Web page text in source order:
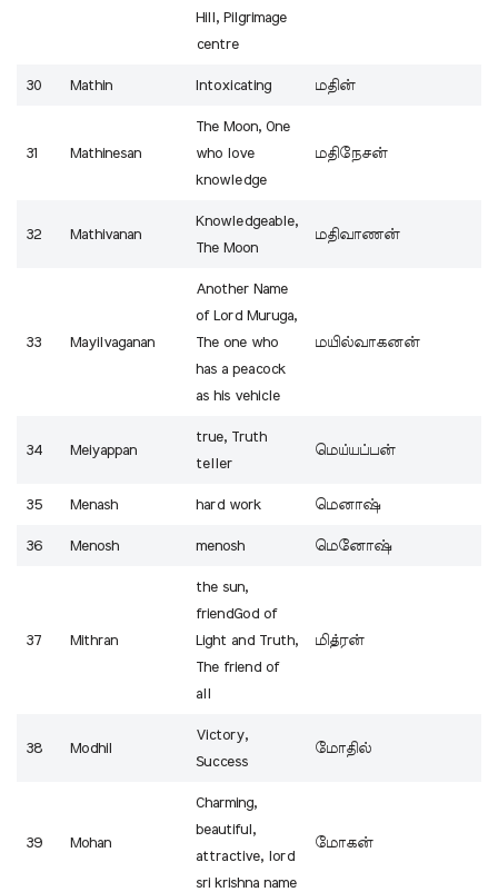
Hill, Pilgrimage
centre
30 Mathin Intoxicating மதின்
31 Mathinesan
The Moon, One
who love
knowledge
மதிநேசன்
32 Mathivanan
Knowledgeable,
The Moon
மதிவாணன்
33 Mayilvaganan
Another Name
of Lord Muruga,
The one who
has a peacock
as his vehicle
மயில்வாகனன்
34 Meiyappan
true, Truth
teller
மெய்யப்பன்
35 Menash hard work மெனாஷ்
36 Menosh menosh மெனோஷ்
37 Mithran
the sun,
friendGod of
Light and Truth,
The friend of
all
மித்ரன்
38 Modhil
Victory,
Success
மோதில்
39 Mohan
Charming,
beautiful,
attractive, lord
sri krishna name
மோகன்